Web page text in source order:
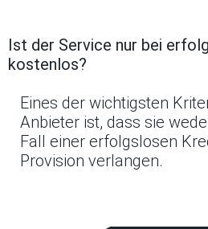
Ist der Service nur bei
kostenlos?
Eines der wichtigsten
Anbieter ist, dass sie
Fall einer erfolgslosen
Provision verlangen.